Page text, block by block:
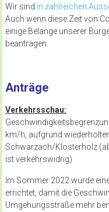
Wir sind in zahlreichen
Auch wenn diese Zeit von
einige Belange unserer
beantragen.
Anträge
Verkehrsschau:
km/h, aufgrund
Schwarzach/Klosterholz
ist verkehrswidrig)
Im Sommer 2022 wurde
errichtet, damit die
Umgehungsstraße mehr